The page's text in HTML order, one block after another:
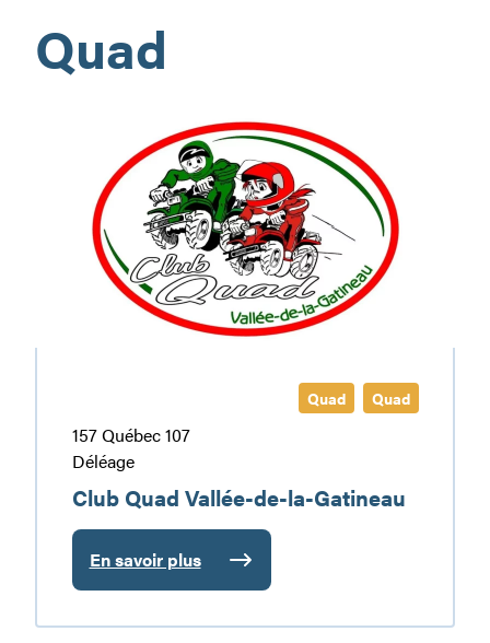
Quad
Gatineau
Quad Quad
157 Québec 107
Déléage
Club Quad Vallée-de-la-Gatineau
En savoir plus
:
Club
Quad